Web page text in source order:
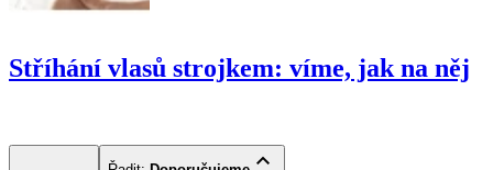
Stříhání vlasů strojkem: víme, jak na něj